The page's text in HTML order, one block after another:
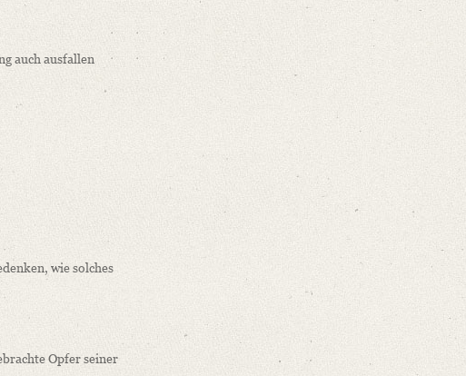
auch ausfallen
wie solches
Opfer seiner